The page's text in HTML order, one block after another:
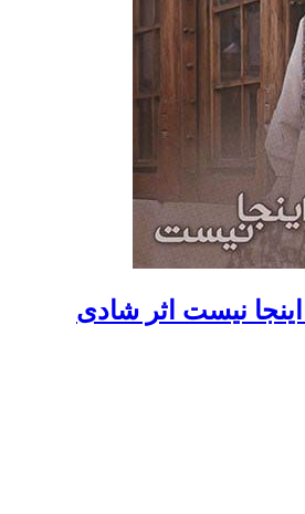
نیست اثر شادی